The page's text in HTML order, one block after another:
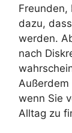
Freunden,
dazu,
werden.
nach
Außerdem
wenn Sie
Alltag zu